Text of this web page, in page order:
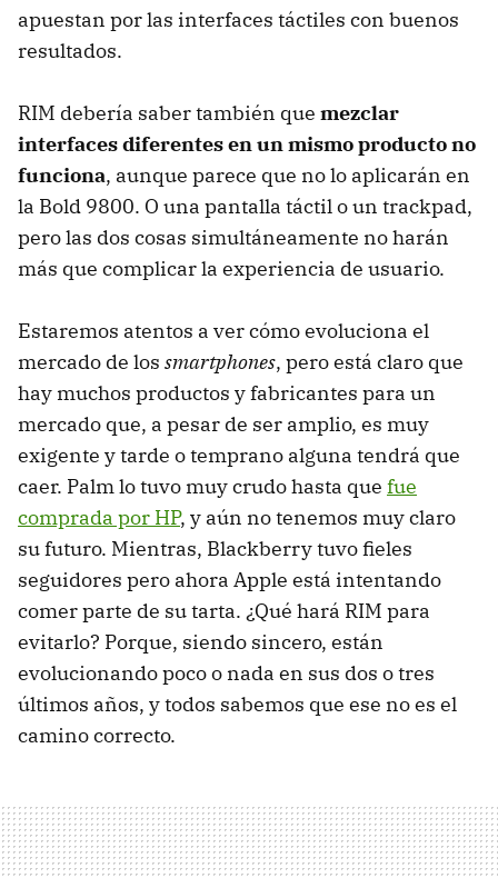
apuestan por las interfaces táctiles con buenos
resultados.
RIM debería saber también que mezclar
interfaces diferentes en un mismo producto no
funciona, aunque parece que no lo aplicarán en
la Bold 9800. O una pantalla táctil o un trackpad,
pero las dos cosas simultáneamente no harán
más que complicar la experiencia de usuario.
Estaremos atentos a ver cómo evoluciona el
mercado de los smartphones, pero está claro que
hay muchos productos y fabricantes para un
mercado que, a pesar de ser amplio, es muy
exigente y tarde o temprano alguna tendrá que
caer. Palm lo tuvo muy crudo hasta que fue
comprada por HP, y aún no tenemos muy claro
su futuro. Mientras, Blackberry tuvo fieles
seguidores pero ahora Apple está intentando
comer parte de su tarta. ¿Qué hará RIM para
evitarlo? Porque, siendo sincero, están
evolucionando poco o nada en sus dos o tres
últimos años, y todos sabemos que ese no es el
camino correcto.